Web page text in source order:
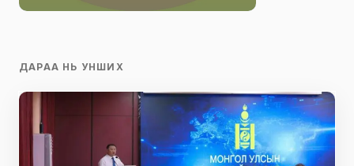
ДАРАА НЬ УНШИХ